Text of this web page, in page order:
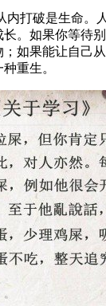
内打破是生命。
。如果你等待
如果能让自己
重生。